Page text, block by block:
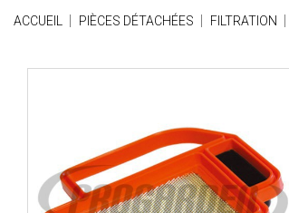
ACCUEIL PIÈCES DÉTACHÉES FILTRATION